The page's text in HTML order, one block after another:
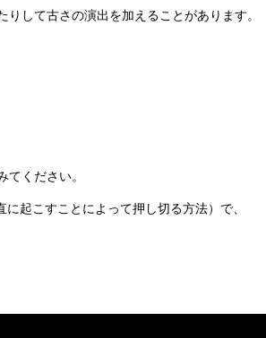
して古さの演出を加えることがあります。
ください。
起こすことによって押し切る方法）で、